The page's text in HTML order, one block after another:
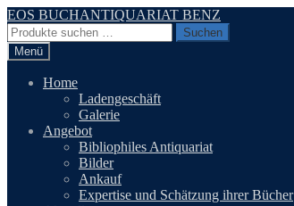
Zur
Navigation
springen
Zum
Inhalt
springen
EOS BUCHANTIQUARIAT BENZ
Suchen
nach:
Suchen
Menü
Home
Ladengeschäft
Galerie
Angebot
Bibliophiles Antiquariat
Bilder
Ankauf
Expertise und Schätzung ihrer Bücher